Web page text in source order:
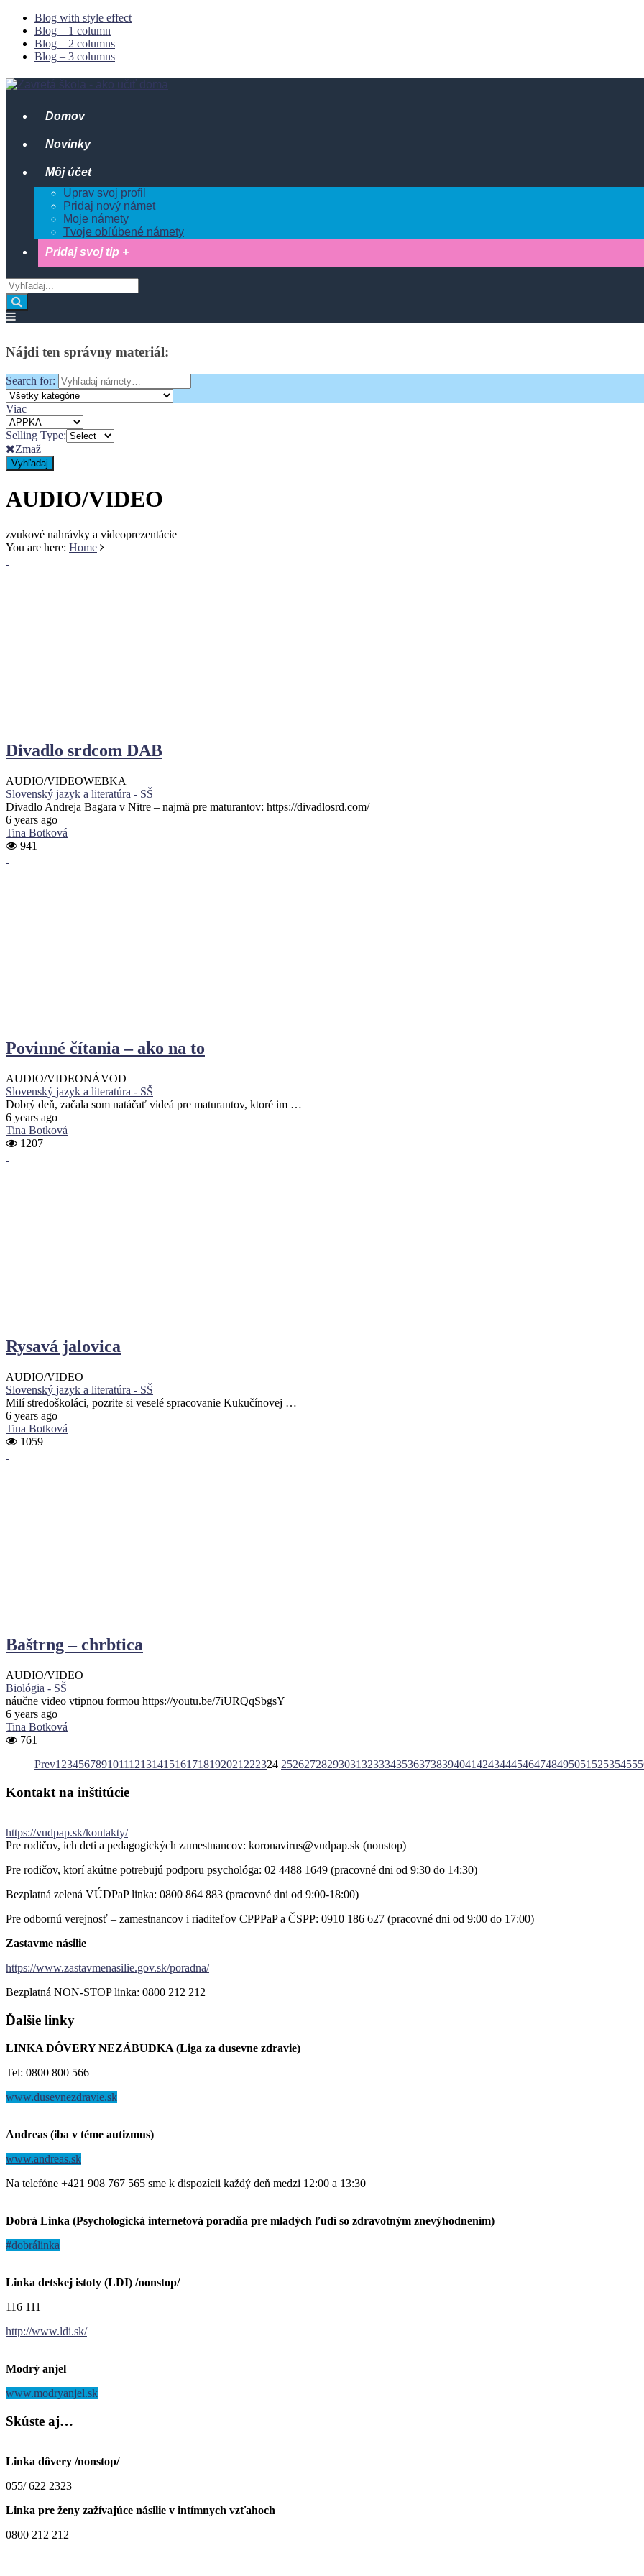
Blog with style effect
Blog – 1 column
Blog – 2 columns
Blog – 3 columns
Domov
Novinky
Môj účet
Uprav svoj profil
Pridaj nový námet
Moje námety
Tvoje obľúbené námety
Pridaj svoj tip +
Vyhľadaj
z:
Offcanvas
Nájdi ten správny materiál:
Search for:
Viac
Selling Type:
Zmaž
Vyhľadaj
AUDIO/VIDEO
zvukové nahrávky a videoprezentácie
You are here: Home
Divadlo srdcom DAB
AUDIO/VIDEOWEBKA
Slovenský jazyk a literatúra - SŠ
Divadlo Andreja Bagara v Nitre – najmä pre maturantov: https://divadlosrd.com/
6 years ago
Tina Botková
941
Povinné čítania – ako na to
AUDIO/VIDEONÁVOD
Slovenský jazyk a literatúra - SŠ
Dobrý deň, začala som natáčať videá pre maturantov, ktoré im …
6 years ago
Tina Botková
1207
Rysavá jalovica
AUDIO/VIDEO
Slovenský jazyk a literatúra - SŠ
Milí stredoškoláci, pozrite si veselé spracovanie Kukučínovej …
6 years ago
Tina Botková
1059
Baštrng – chrbtica
AUDIO/VIDEO
Biológia - SŠ
náučne video vtipnou formou https://youtu.be/7iURQqSbgsY
6 years ago
Tina Botková
761
Prev1 23456789101112131415161718192021 222324 252627282930313233343536373839404142434445464748495051 52535455
Kontakt na inštitúcie
https://vudpap.sk/kontakty/
Pre rodičov, ich deti a pedagogických zamestnancov: koronavirus@vudpap.sk (nonstop)
Pre rodičov, ktorí akútne potrebujú podporu psychológa: 02 4488 1649 (pracovné dni od 9:30 do 14:30)
Bezplatná zelená VÚDPaP linka: 0800 864 883 (pracovné dni od 9:00-18:00)
Pre odbornú verejnosť – zamestnancov i riaditeľov CPPPaP a ČSPP: 0910 186 627 (pracovné dni od 9:00 do 17:00)
Zastavme násilie
https://www.zastavmenasilie.gov.sk/poradna/
Bezplatná NON-STOP linka: 0800 212 212
Ďalšie linky
LINKA DÔVERY NEZÁBUDKA (Liga za dusevne zdravie)
Tel: 0800 800 566
www.dusevnezdravie.sk
Andreas (iba v téme autizmus)
www.andreas.sk
Na telefóne +421 908 767 565 sme k dispozícii každý deň medzi 12:00 a 13:30
Dobrá Linka (Psychologická internetová poradňa pre mladých ľudí so zdravotným znevýhodnením)
#dobrálinka
Linka detskej istoty (LDI) /nonstop/
116 111
http://www.ldi.sk/
Modrý anjel
www.modryanjel.sk
Skúste aj…
Linka dôvery /nonstop/
055/ 622 2323
Linka pre ženy zažívajúce násilie v intímnych vzťahoch
0800 212 212